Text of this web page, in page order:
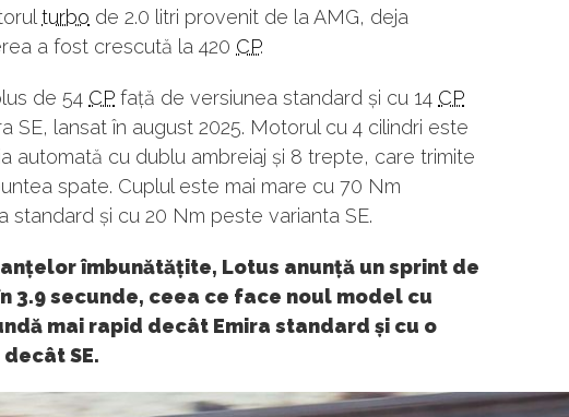
turbo de 2.0 litri provenit de la AMG, deja
a fost crescută la 420 CP.
de 54 CP față de versiunea standard și cu 14 CP
SE, lansat în august 2025. Motorul cu 4 cilindri este
automată cu dublu ambreiaj și 8 trepte, care trimite
spate. Cuplul este mai mare cu 70 Nm
standard și cu 20 Nm peste varianta SE.
îmbunătățite, Lotus anunță un sprint de
3.9 secunde, ceea ce face noul model cu
mai rapid decât Emira standard și cu o
SE.